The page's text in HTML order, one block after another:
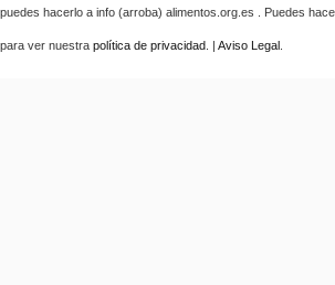
puedes hacerlo a info (arroba) alimentos.org.es . Puedes
para ver nuestra política de privacidad . | Aviso Legal